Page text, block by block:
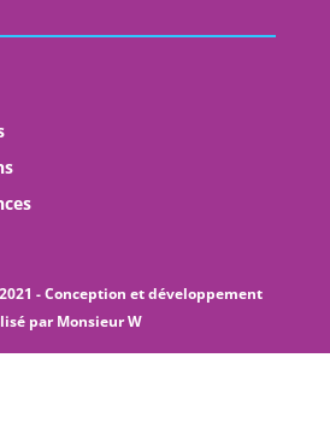
- Conception et développement
parMonsieur W